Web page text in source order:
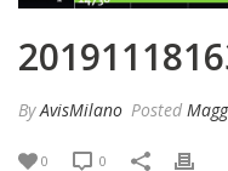
ByAvisMilano Posted
0 0